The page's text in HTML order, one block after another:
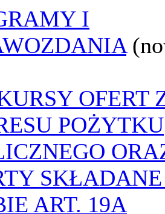
I
OFERT
POŻYTKU
ART. 19A